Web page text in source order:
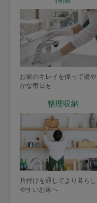
お家のキレイを保って健や
かな毎日を
整理収納
片付けを通してより暮らし
やすいお家へ